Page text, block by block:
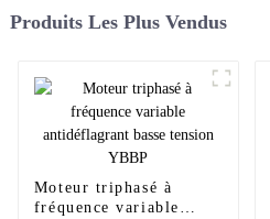
Produits Les Plus Vendus
Moteur triphasé à
fréquence variable